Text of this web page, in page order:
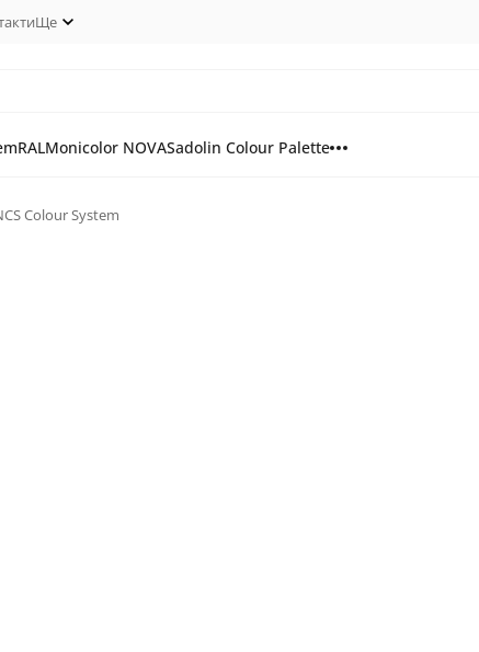
Ще
RALMonicolor NOVASadolin Colour Palette
Colour System